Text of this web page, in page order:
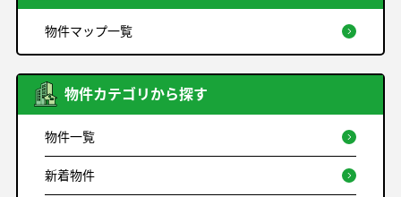
物件マップ一覧
物件カテゴリから探す
物件一覧
新着物件